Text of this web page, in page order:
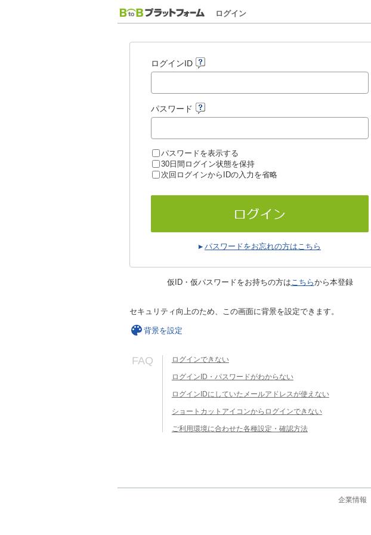
ログイン
ログインID
パスワード
パスワードを表示する
30日間ログイン状態を保持
次回ログインからIDの入力を省略
パスワードをお忘れの方はこちら
仮ID・仮パスワードをお持ちの方はこちらから本登録
セキュリティ向上のため、この画面に背景を設定できます。
背景を設定
FAQ ログインできない
ログインID・パスワードがわからない
ログインIDにしていたメールアドレスが使えない
ショートカットアイコンからログインできない
ご利用環境に合わせた各種設定・確認方法
企業情報